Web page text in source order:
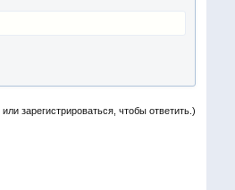
зарегистрироваться, чтобы ответить.)